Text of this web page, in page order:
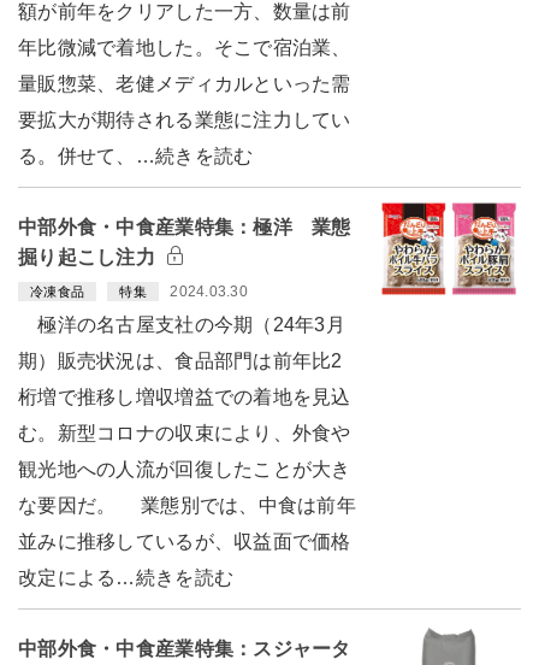
額が前年をクリアした一方、数量は前
年比微減で着地した。そこで宿泊業、
量販惣菜、老健メディカルといった需
要拡大が期待される業態に注力してい
る。併せて、…続きを読む
中部外食・中食産業特集：極洋 業態
掘り起こし注力
冷凍食品 特集 2024.03.30
極洋の名古屋支社の今期（24年3月
期）販売状況は、食品部門は前年比2
桁増で推移し増収増益での着地を見込
む。新型コロナの収束により、外食や
観光地への人流が回復したことが大き
な要因だ。 業態別では、中食は前年
並みに推移しているが、収益面で価格
改定による…続きを読む
中部外食・中食産業特集：スジャータ